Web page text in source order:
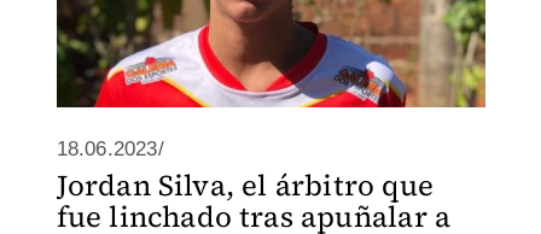
18.06.2023/
Jordan Silva, el árbitro que
fue linchado tras apuñalar a